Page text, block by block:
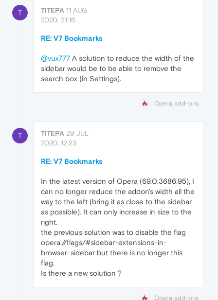
T TITEPA 11 AUG
2020, 21:16
RE: V7 Bookmarks
@vux777 A solution to reduce the width of the
sidebar would be to be able to remove the
search box (in Settings).
Opera add-ons
T TITEPA 29 JUL
2020, 12:23
RE: V7 Bookmarks
In the latest version of Opera (69.0.3686.95), I
can no longer reduce the addon's width all the
way to the left (bring it as close to the sidebar
as possible). It can only increase in size to the
right.
the previous solution was to disable the flag
opera://flags/#sidebar-extensions-in-
browser-sidebar but there is no longer this
flag.
Is there a new solution ?
Opera add-ons